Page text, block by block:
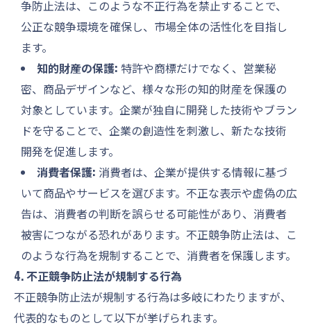
争防止法は、このような不正行為を禁止することで、
公正な競争環境を確保し、市場全体の活性化を目指し
ます。
知的財産の保護: 特許や商標だけでなく、営業秘
密、商品デザインなど、様々な形の知的財産を保護の
対象としています。企業が独自に開発した技術やブラン
ドを守ることで、企業の創造性を刺激し、新たな技術
開発を促進します。
消費者保護: 消費者は、企業が提供する情報に基づ
いて商品やサービスを選びます。不正な表示や虚偽の広
告は、消費者の判断を誤らせる可能性があり、消費者
被害につながる恐れがあります。不正競争防止法は、こ
のような行為を規制することで、消費者を保護します。
4. 不正競争防止法が規制する行為
不正競争防止法が規制する行為は多岐にわたりますが、
代表的なものとして以下が挙げられます。